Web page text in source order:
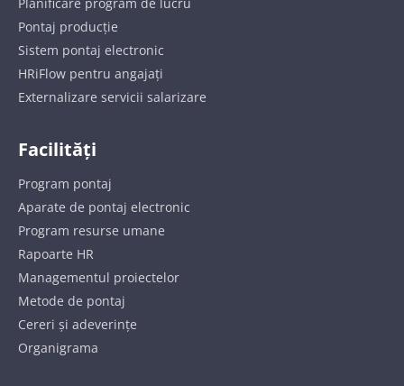
Pontaj producție
Sistem pontaj electronic
HRiFlow pentru angajați
Externalizare servicii salarizare
Facilități
Program pontaj
Aparate de pontaj electronic
Program resurse umane
Rapoarte HR
Managementul proiectelor
Metode de pontaj
Cereri și adeverințe
Organigrama